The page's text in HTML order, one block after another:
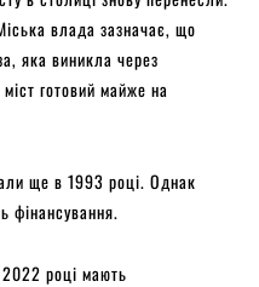
влада зазначає, що
яка виникла через
готовий майже на
ще в 1993 році. Однак
фінансування.
році мають